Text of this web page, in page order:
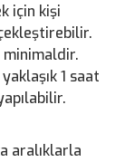
için kişi
minimaldir.
1 saat
aralıklarla